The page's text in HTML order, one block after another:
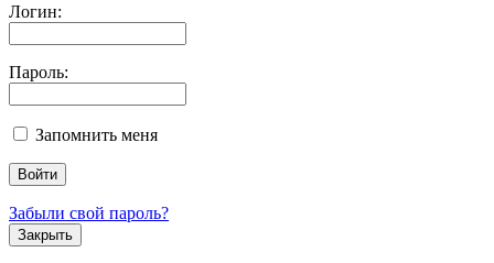
Логин:
Пароль:
Запомнить меня
Забыли свой пароль?
Закрыть